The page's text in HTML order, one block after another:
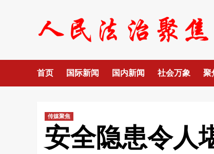
首页 国际新闻 国内新闻 社会万象 聚
传媒聚焦
安全隐患令人